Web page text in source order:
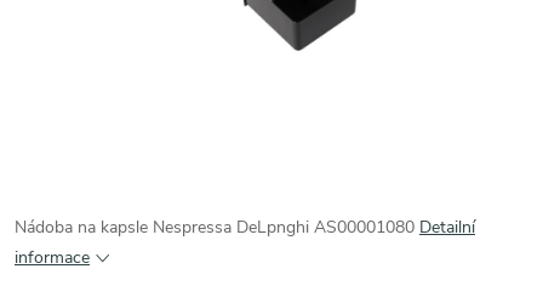
Nádoba na kapsle Nespressa DeLpnghi AS00001080 Detailní
informace